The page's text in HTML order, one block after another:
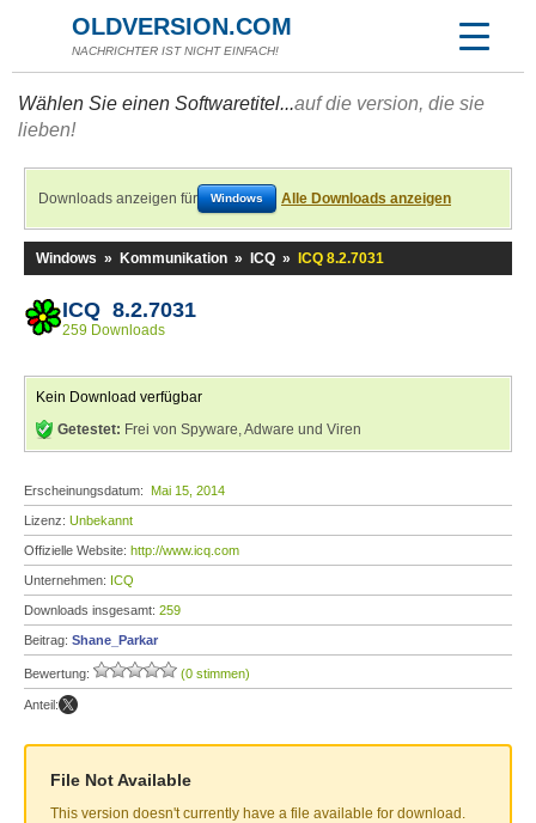
OLDVERSION.COM
NACHRICHTER IST NICHT EINFACH!
Wählen Sie einen Softwaretitel...auf die version, die sie
lieben!
Downloads anzeigen für Windows Alle Downloads anzeigen
Windows » Kommunikation » ICQ » ICQ 8.2.7031
ICQ 8.2.7031
259 Downloads
Kein Download verfügbar
Getestet: Frei von Spyware, Adware und Viren
Erscheinungsdatum: Mai 15, 2014
Lizenz: Unbekannt
Offizielle Website: http://www.icq.com
Unternehmen: ICQ
Downloads insgesamt: 259
Beitrag: Shane_Parkar
Bewertung: (0 stimmen)
Anteil:
File Not Available
This version doesn't currently have a file available for download.